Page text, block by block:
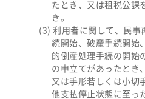
たとき、又は租税公課
き。
利用者に関して、民事
続開始、破産手続開始
的倒産処理手続の開始
の申立てがあったとき
又は手形若しくは小切
他支払停止状態に至っ